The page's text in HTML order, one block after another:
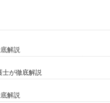
にまつわるお悩みに対して、
ントも定期的に更新していま
おりますので、お悩みの方は